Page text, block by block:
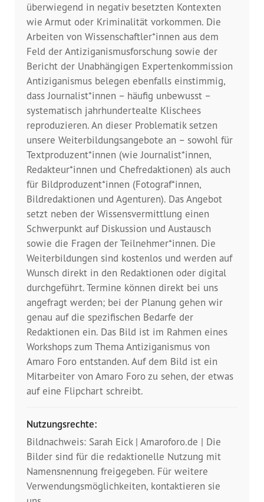
Pressemitteilungen
Positionen
Pressespiegel
Glossar
Newsletter
überwiegend in negativ besetzten Kontexten
wie Armut oder Kriminalität vorkommen. Die
Arbeiten von Wissenschaftler*innen aus dem
Feld der Antiziganismusforschung sowie der
Bericht der Unabhängigen Expertenkommission
Antiziganismus belegen ebenfalls einstimmig,
dass Journalist*innen – häufig unbewusst –
systematisch jahrhundertealte Klischees
reproduzieren. An dieser Problematik setzen
unsere Weiterbildungsangebote an – sowohl für
Textproduzent*innen (wie Journalist*innen,
Redakteur*innen und Chefredaktionen) als auch
für Bildproduzent*innen (Fotograf*innen,
Bildredaktionen und Agenturen). Das Angebot
setzt neben der Wissensvermittlung einen
Schwerpunkt auf Diskussion und Austausch
sowie die Fragen der Teilnehmer*innen. Die
Weiterbildungen sind kostenlos und werden auf
Wunsch direkt in den Redaktionen oder digital
durchgeführt. Termine können direkt bei uns
angefragt werden; bei der Planung gehen wir
genau auf die spezifischen Bedarfe der
Redaktionen ein. Das Bild ist im Rahmen eines
Workshops zum Thema Antiziganismus von
Amaro Foro entstanden. Auf dem Bild ist ein
Mitarbeiter von Amaro Foro zu sehen, der etwas
auf eine Flipchart schreibt.
Nutzungsrechte:
Bildnachweis: Sarah Eick | Amaroforo.de | Die
Bilder sind für die redaktionelle Nutzung mit
Namensnennung freigegeben. Für weitere
Verwendungsmöglichkeiten, kontaktieren sie